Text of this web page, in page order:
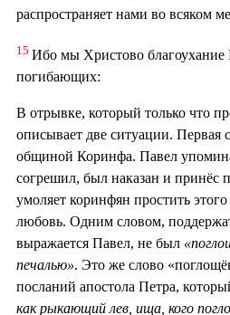
распространяет нами во всяком
15 Ибо мы Христово благоухание
погибающих:
В отрывке, который только что
описывает две ситуации. Первая
общиной Коринфа. Павел
согрешил, был наказан и принёс
умоляет коринфян простить
любовь. Одним словом,
выражается Павел, не был
печалью». Это же слово
посланий апостола Петра,
как рыкающий лев, ища, кого